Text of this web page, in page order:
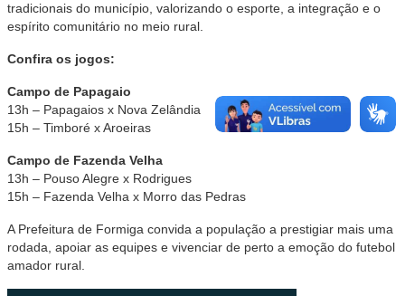
tradicionais do município, valorizando o esporte, a integração e o
espírito comunitário no meio rural.
Confira os jogos:
Campo de Papagaio
13h – Papagaios x Nova Zelândia
15h – Timboré x Aroeiras
Campo de Fazenda Velha
13h – Pouso Alegre x Rodrigues
15h – Fazenda Velha x Morro das Pedras
A Prefeitura de Formiga convida a população a prestigiar mais uma
rodada, apoiar as equipes e vivenciar de perto a emoção do futebol
amador rural.